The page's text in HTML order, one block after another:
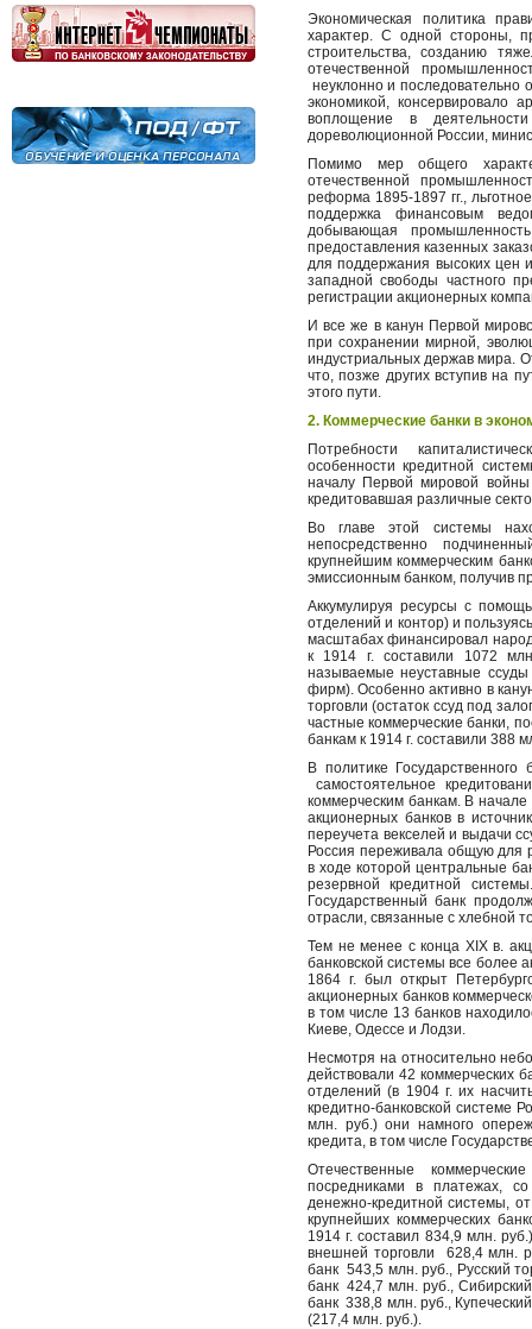
Экономическая политика
характер. С одной стороны,
строительства, созданию
отечественной
неуклонно и последовательно
экономикой, консервировало
воплощение в
дореволюционной России,
Помимо мер общего
отечественной
реформа 1895-1897 гг.,
поддержка финансовым
добывающая
предоставления казенных
для поддержания высоких цен
западной свободы частного
регистрации акционерных
И все же в канун Первой
при сохранении мирной,
индустриальных держав мира.
что, позже других вступив на
этого пути.
2. Коммерческие банки в
Потребности
особенности кредитной
началу Первой мировой войны
кредитовавшая различные
Во главе этой системы
непосредственно
крупнейшим коммерческим
эмиссионным банком, получив
Аккумулируя ресурсы с
отделений и контор) и
масштабах финансировал
к 1914 г. составили 1072
называемые неуставные
фирм). Особенно активно в
торговли (остаток ссуд под
частные коммерческие банки,
банкам к 1914 г. составили 388
В политике
самостоятельное
коммерческим банкам. В
акционерных банков в
переучета векселей и выдачи
Россия переживала общую для
в ходе которой центральные
резервной кредитной
Государственный банк
отрасли, связанные с хлебной
Тем не менее с конца XIX в.
банковской системы все более
1864 г. был открыт
акционерных банков
в том числе 13 банков
Киеве, Одессе и Лодзи.
Несмотря на относительно
действовали 42 коммерческих
отделений (в 1904 г. их
кредитно-банковской системе
млн. руб.) они намного
кредита, в том числе
Отечественные
посредниками в платежах,
денежно-кредитной системы,
крупнейших коммерческих
1914 г. составил 834,9 млн.
внешней торговли
628,4 млн.
банк 543,5 млн. руб., Русский
банк 424,7 млн. руб.,
банк 338,8 млн. руб.,
(217,4 млн. руб.).